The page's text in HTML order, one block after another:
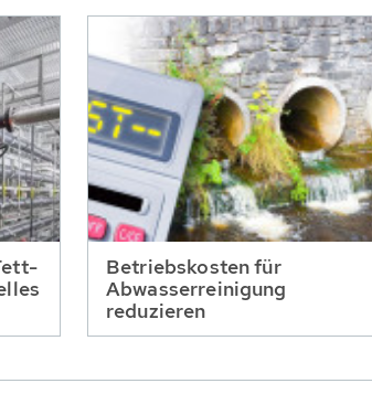
Betriebskosten für
Abwasserreinigung
reduzieren